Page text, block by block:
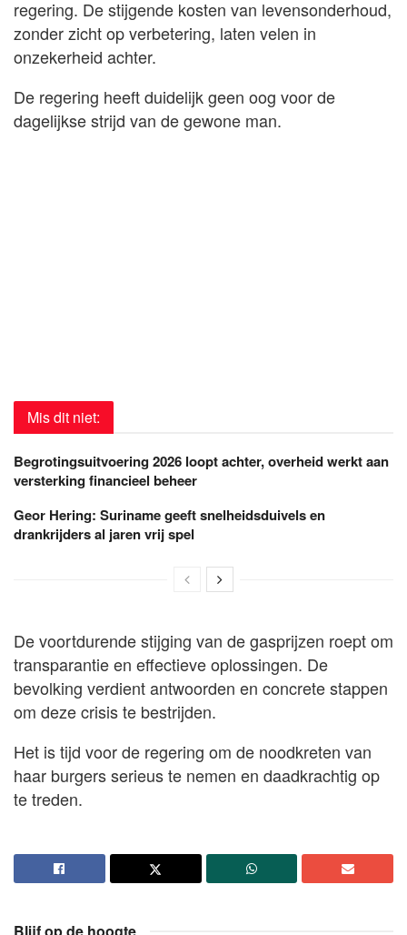
regering. De stijgende kosten van levensonderhoud,
zonder zicht op verbetering, laten velen in
onzekerheid achter.
De regering heeft duidelijk geen oog voor de
dagelijkse strijd van de gewone man.
Mis dit niet:
Begrotingsuitvoering 2026 loopt achter, overheid werkt aan
versterking financieel beheer
Geor Hering: Suriname geeft snelheidsduivels en
drankrijders al jaren vrij spel
De voortdurende stijging van de gasprijzen roept om
transparantie en effectieve oplossingen. De
bevolking verdient antwoorden en concrete stappen
om deze crisis te bestrijden.
Het is tijd voor de regering om de noodkreten van
haar burgers serieus te nemen en daadkrachtig op
te treden.